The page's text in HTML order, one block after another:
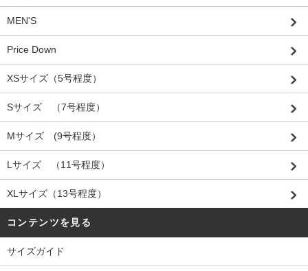
MEN'S
Price Down
XSサイズ（5号程度）
Sサイズ （7号程度）
Mサイズ (9号程度）
Lサイズ （11号程度）
XLサイズ（13号程度）
コンテンツを見る
サイズガイド